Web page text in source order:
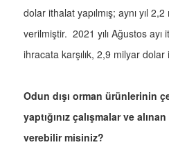
dolar ithalat yapılmış; aynı yıl
verilmiştir. 2021 yılı Ağustos
ihracata karşılık, 2,9 milyar dolar
Odun dışı orman ürünlerinin
yaptığınız çalışmalar ve
verebilir misiniz?